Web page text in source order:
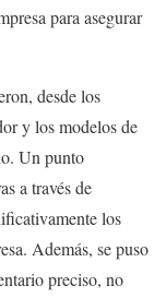
para asegurar
desde los
y los modelos de
Un punto
a través de
los
Además, se puso
preciso, no